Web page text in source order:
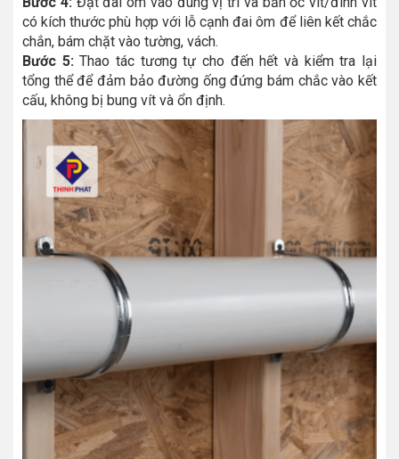
có kích thước phù hợp với lỗ cạnh đai ôm để liên kết chắc
chắn, bám chặt vào tường, vách.
Bước 5:Thao tác tương tự cho đến hết và kiểm tra lại
tổng thể để đảm bảo đường ống đứng bám chắc vào kết
cấu, không bị bung vít và ổn định.